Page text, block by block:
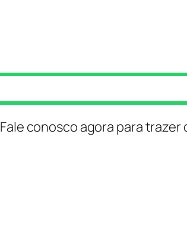
Fale conosco agora para trazer